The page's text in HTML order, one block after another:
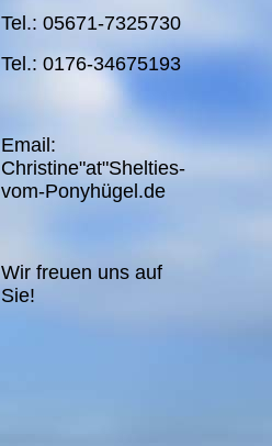
Tel.: 05671-7325730
Tel.: 0176-34675193
Email:
Christine"at"Shelties-
vom-Ponyhügel.de
Wir freuen uns auf
Sie!